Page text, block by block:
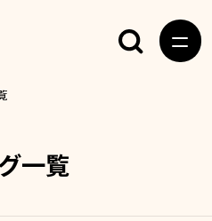
一覧